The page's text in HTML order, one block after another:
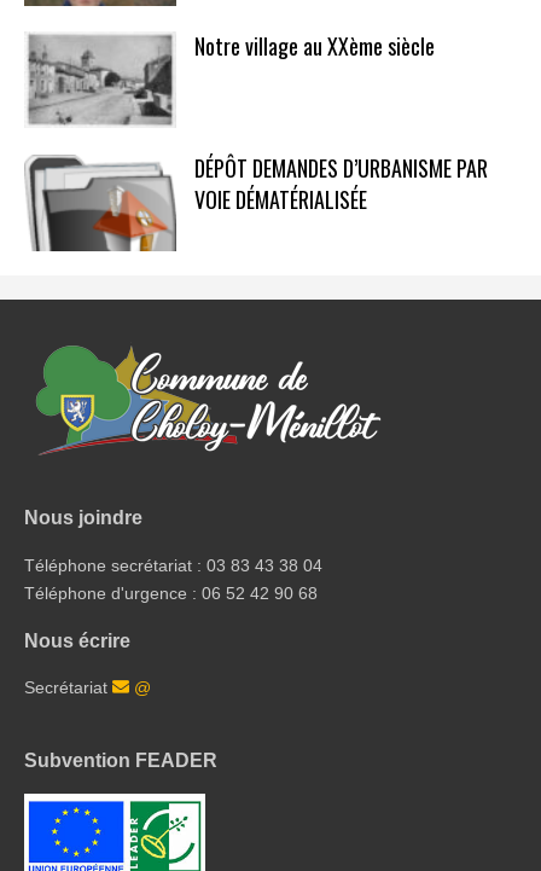
Notre village au XXème siècle
DÉPÔT DEMANDES D’URBANISME PAR
VOIE DÉMATÉRIALISÉE
Nous joindre
Téléphone secrétariat : 03 83 43 38 04
Téléphone d'urgence : 06 52 42 90 68
Nous écrire
Secrétariat @
Subvention FEADER